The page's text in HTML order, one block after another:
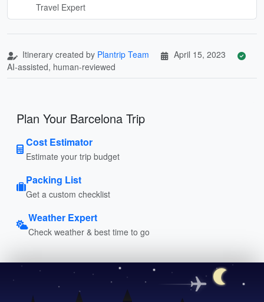
Travel Expert
Itinerary created by Plantrip Team
April 15, 2023
AI-assisted, human-reviewed
Plan Your Barcelona Trip
Cost Estimator
Estimate your trip budget
Packing List
Get a custom checklist
Weather Expert
Check weather & best time to go